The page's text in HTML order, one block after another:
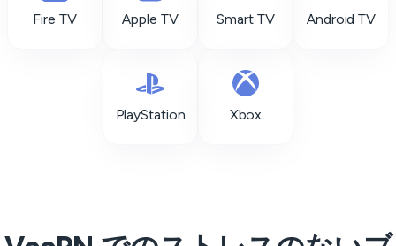
Fire TV Apple TV Smart TV Android TV
PlayStation Xbox